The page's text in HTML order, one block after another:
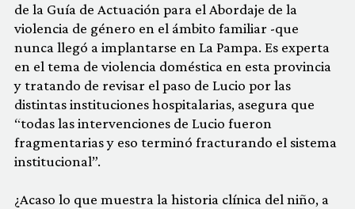
de la Guía de Actuación para el Abordaje de la
violencia de género en el ámbito familiar -que
nunca llegó a implantarse en La Pampa. Es experta
en el tema de violencia doméstica en esta provincia
y tratando de revisar el paso de Lucio por las
distintas instituciones hospitalarias, asegura que
“todas las intervenciones de Lucio fueron
fragmentarias y eso terminó fracturando el sistema
institucional”.
¿Acaso lo que muestra la historia clínica del niño, a